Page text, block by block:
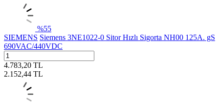
%55
SIEMENS Siemens 3NE1022-0 Sitor Hızlı Sigorta NH00 125A. gS
690VAC/440VDC
4.783,20 TL
2.152,44 TL